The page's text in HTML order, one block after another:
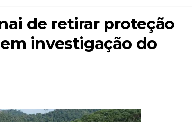
de retirar proteção
investigação do